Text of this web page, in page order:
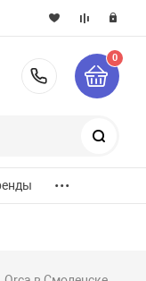
8-800-
0
...